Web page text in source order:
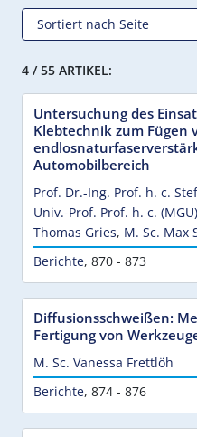
4 / 55 ARTIKEL:
Untersuchung des
Klebtechnik zum Fügen
Automobilbereich
Prof. Dr.-Ing. Prof. h. c.
Univ.-Prof. Prof. h. c.
Thomas Gries, M. Sc. Max
Berichte, 870 - 873
Diffusionsschweißen:
Fertigung von
M. Sc. Vanessa Frettlöh
Berichte, 874 - 876